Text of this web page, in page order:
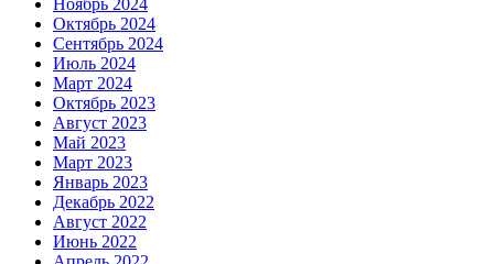
Ноябрь 2024
Октябрь 2024
Сентябрь 2024
Июль 2024
Март 2024
Октябрь 2023
Август 2023
Май 2023
Март 2023
Январь 2023
Декабрь 2022
Август 2022
Июнь 2022